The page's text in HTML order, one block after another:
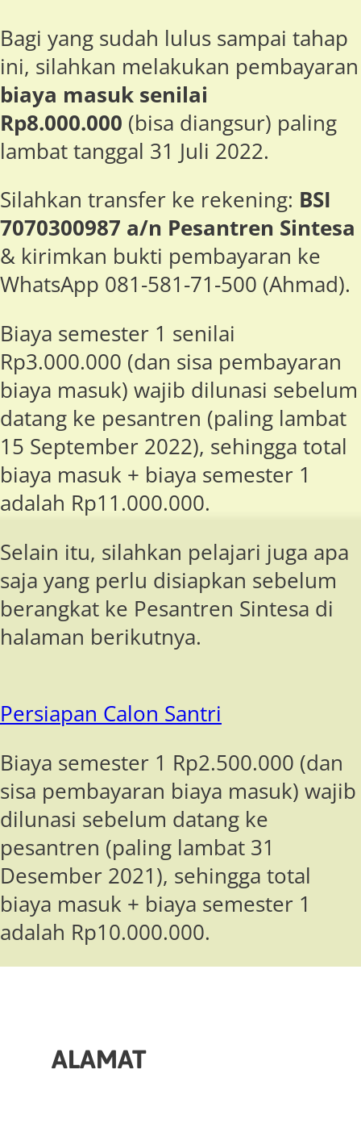
Bagi yang sudah lulus sampai tahap
ini, silahkan melakukan pembayaran
biaya masuk senilai
Rp8.000.000 (bisa diangsur) paling
lambat tanggal 31 Juli 2022.
Silahkan transfer ke rekening: BSI
7070300987 a/n Pesantren Sintesa
& kirimkan bukti pembayaran ke
WhatsApp 081-581-71-500 (Ahmad).
Biaya semester 1 senilai
Rp3.000.000 (dan sisa pembayaran
biaya masuk) wajib dilunasi sebelum
datang ke pesantren (paling lambat
15 September 2022), sehingga total
biaya masuk + biaya semester 1
adalah Rp11.000.000.
Selain itu, silahkan pelajari juga apa
saja yang perlu disiapkan sebelum
berangkat ke Pesantren Sintesa di
halaman berikutnya.
Persiapan Calon Santri
Biaya semester 1 Rp2.500.000 (dan
sisa pembayaran biaya masuk) wajib
dilunasi sebelum datang ke
pesantren (paling lambat 31
Desember 2021), sehingga total
biaya masuk + biaya semester 1
adalah Rp10.000.000.
ALAMAT